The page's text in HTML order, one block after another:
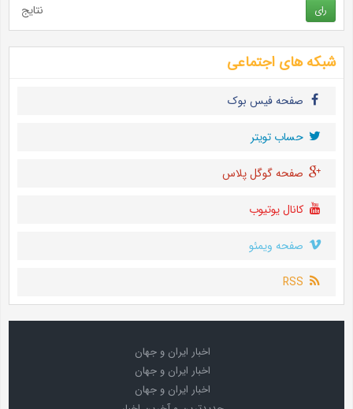
رای نتایج
شبکه های اجتماعی
صفحه فیس بوک
حساب تويتر
صفحه گوگل پلاس
کانال یوتیوب
صفحه ویمئو
RSS
اخبار ایران و جهان
اخبار ایران و جهان
اخبار ایران و جهان